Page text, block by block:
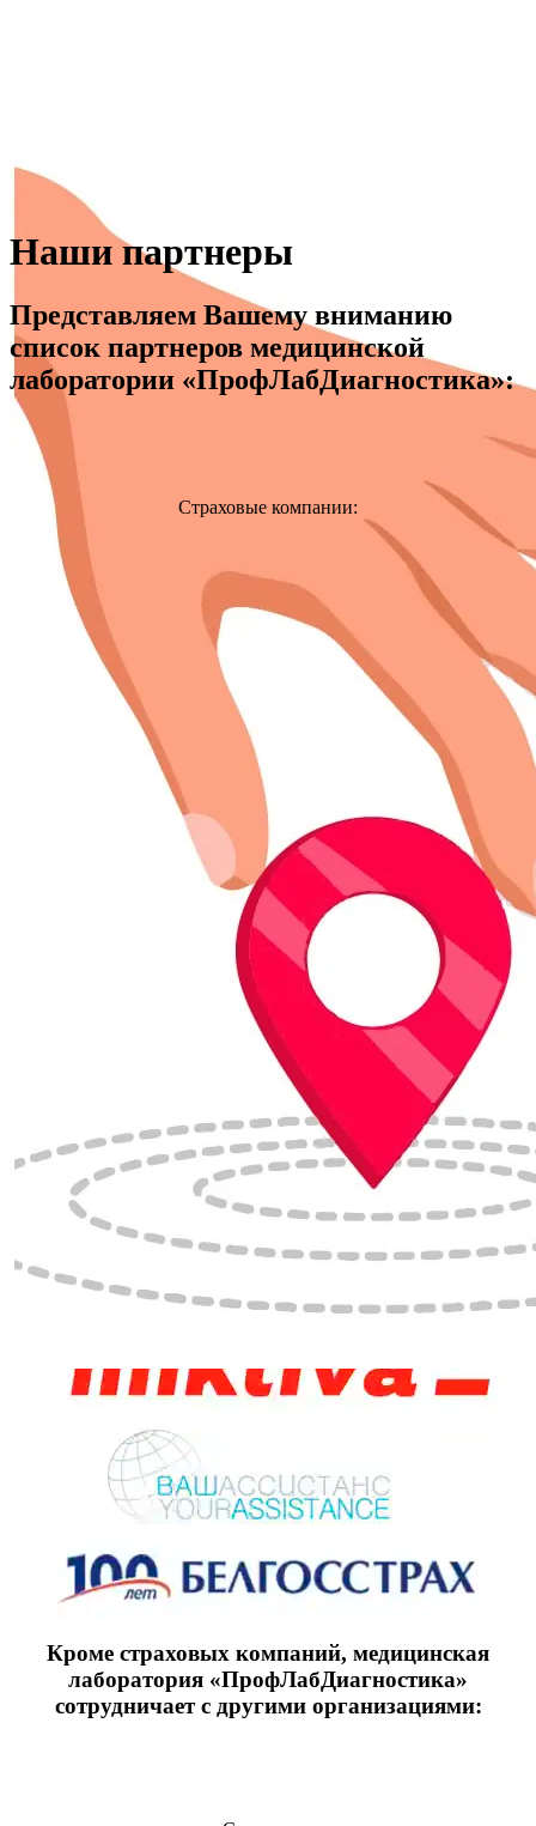
Наши партнеры
Представляем Вашему вниманию
список партнеров медицинской
лаборатории «ПрофЛабДиагностика»:
Страховые компании:
Кроме страховых компаний, медицинская
лаборатория «ПрофЛабДиагностика»
сотрудничает с другими организациями: